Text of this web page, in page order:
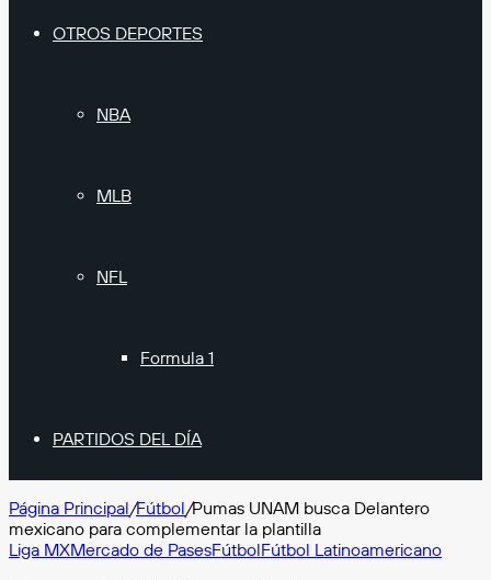
OTROS DEPORTES
NBA
MLB
NFL
Formula 1
PARTIDOS DEL DÍA
Página Principal/Fútbol/Pumas UNAM busca Delantero
mexicano para complementar la plantilla
Liga MXMercado de PasesFútbolFútbol Latinoamericano